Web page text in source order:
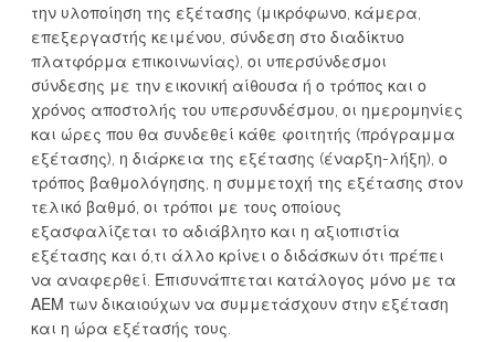
την υλοποίηση της εξέτασης (μικρόφωνο, κάμερα,
επεξεργαστής κειμένου, σύνδεση στο διαδίκτυο
πλατφόρμα επικοινωνίας), οι υπερσύνδεσμοι
σύνδεσης με την εικονική αίθουσα ή ο τρόπος και ο
χρόνος αποστολής του υπερσυνδέσμου, οι ημερομηνίες
και ώρες που θα συνδεθεί κάθε φοιτητής (πρόγραμμα
εξέτασης), η διάρκεια της εξέτασης (έναρξη-λήξη), ο
τρόπος βαθμολόγησης, η συμμετοχή της εξέτασης στον
τελικό βαθμό, οι τρόποι με τους οποίους
εξασφαλίζεται το αδιάβλητο και η αξιοπιστία
εξέτασης και ό,τι άλλο κρίνει ο διδάσκων ότι πρέπει
να αναφερθεί. Επισυνάπτεται κατάλογος μόνο με τα
ΑΕΜ των δικαιούχων να συμμετάσχουν στην εξέταση
και η ώρα εξέτασής τους.